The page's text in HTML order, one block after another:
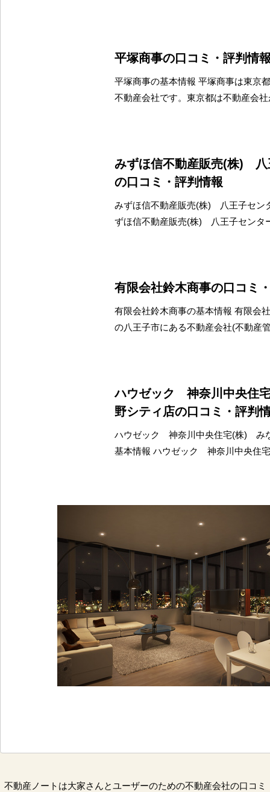
平塚商事の口コミ・評判情
平塚商事の基本情報 平塚商事は東京
不動産会社です。東京都は不動産会
みずほ信不動産販売(株) 八
の口コミ・評判情報
みずほ信不動産販売(株) 八王子セン
ずほ信不動産販売(株) 八王子センタ
有限会社鈴木商事の口コミ
有限会社鈴木商事の基本情報 有限会
の八王子市にある不動産会社(不動産
ハウゼック 神奈川中央住
野シティ店の口コミ・評判
ハウゼック 神奈川中央住宅(株) み
基本情報 ハウゼック 神奈川中央住
不動産ノートは大家さんとユーザーのための不動産会社の口コミ